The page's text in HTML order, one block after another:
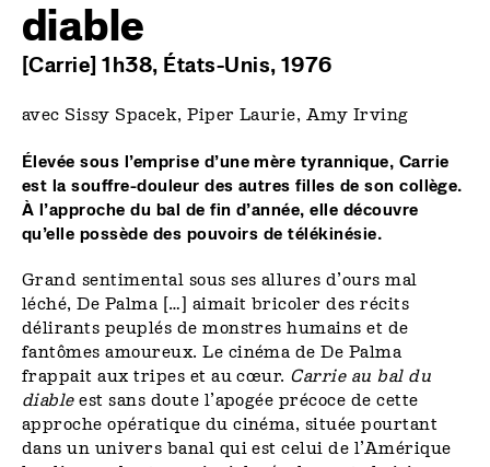
diable
[Carrie] 1h38, États-Unis, 1976
avec Sissy Spacek, Piper Laurie, Amy Irving
Élevée sous l’emprise d’une mère tyrannique, Carrie
est la souffre-douleur des autres filles de son collège.
À l’approche du bal de fin d’année, elle découvre
qu’elle possède des pouvoirs de télékinésie.
Grand sentimental sous ses allures d’ours mal
léché, De Palma […] aimait bricoler des récits
délirants peuplés de monstres humains et de
fantômes amoureux. Le cinéma de De Palma
frappait aux tripes et au cœur. Carrie au bal du
diable est sans doute l’apogée précoce de cette
approche opératique du cinéma, située pourtant
dans un univers banal qui est celui de l’Amérique